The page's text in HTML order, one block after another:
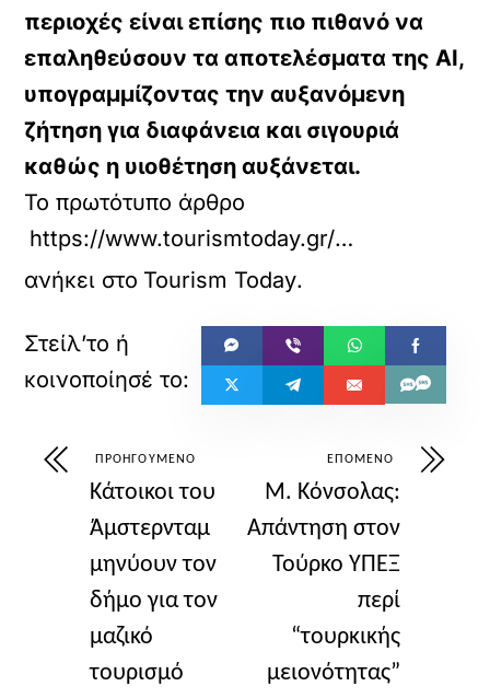
περιοχές είναι επίσης πιο πιθανό να
επαληθεύσουν τα αποτελέσματα της ΑΙ,
υπογραμμίζοντας την αυξανόμενη
ζήτηση για διαφάνεια και σιγουριά
καθώς η υιοθέτηση αυξάνεται.
Το πρωτότυπο άρθρο
https://www.tourismtoday.gr/%CF%80%CF%8C%CF%83%CE%BF-%CE%B5%CE%BC%CF%80%CE%B9%CF%83%CF%84%CE%B5%CF%8D%CE%BF%CE%BD%CF%84%CE%B1%CE%B9-%CF%84%CE%B7%CE%BD-%CF%84%CE%B5%CF%87%CE%BD%CE%B7%CF%84%CE%AE-%CE%BD%CE%BF%CE%B7%CE%BC%CE%BF/
ανήκει στο Tourism Today.
ΠΡΟΗΓΟΎΜΕΝΟ
Κάτοικοι του
Άμστερνταμ
μηνύουν τον
δήμο για τον
μαζικό
τουρισμό
ΕΠΌΜΕΝΟ
M. Kόνσολας:
Aπάντηση στον
Τούρκο ΥΠΕΞ
περί
“τουρκικής
μειονότητας”